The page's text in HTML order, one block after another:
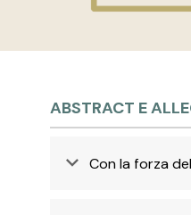
ABSTRACT E
Con la forza